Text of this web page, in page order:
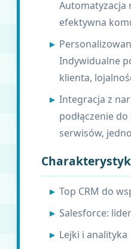
Automatyzacja
efektywna
Indywidualne
klienta,
Integracja z
podłączenie
serwisów,
Top CRM do
Salesforce:
Lejki i analityka